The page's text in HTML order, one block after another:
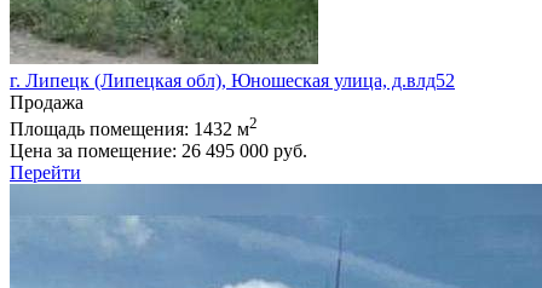
г. Липецк (Липецкая обл), Юношеская улица, д.влд52
Продажа
Площадь помещения: 1432 м2
Цена за помещение: 26 495 000 руб.
Перейти